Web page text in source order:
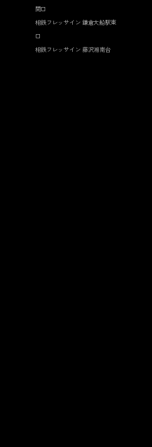
間口
相鉄フレッサイン 鎌倉大船駅東
口
相鉄フレッサイン 藤沢湘南台